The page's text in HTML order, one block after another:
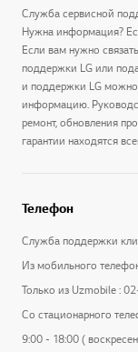
Служба сервисной
Нужна информация?
Если вам нужно
поддержки LG или
и поддержки LG
информацию.
ремонт, обновления
гарантии находятся
Телефон
Служба поддержки
Из мобильного
Только из Uzmobile :
Со стационарного
9:00 - 18:00 (